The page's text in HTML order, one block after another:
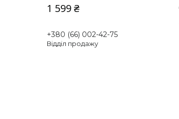
1 599 ₴
+380 (66) 002-42-75
Відділ продажу